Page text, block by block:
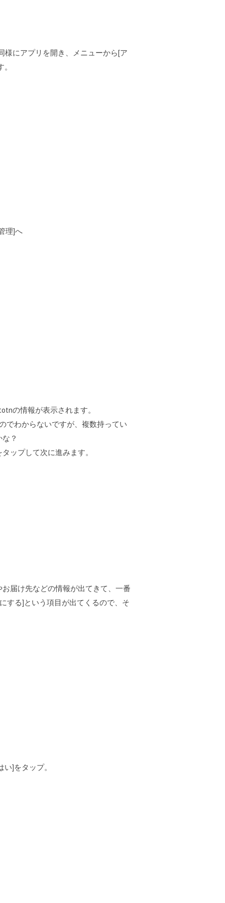
様にアプリを開き、メニューから[ア
理]へ
の情報が表示されます。
でわからないですが、複数持ってい
？
ップして次に進みます。
届け先などの情報が出てきて、一番
する]という項目が出てくるので、そ
]をタップ。